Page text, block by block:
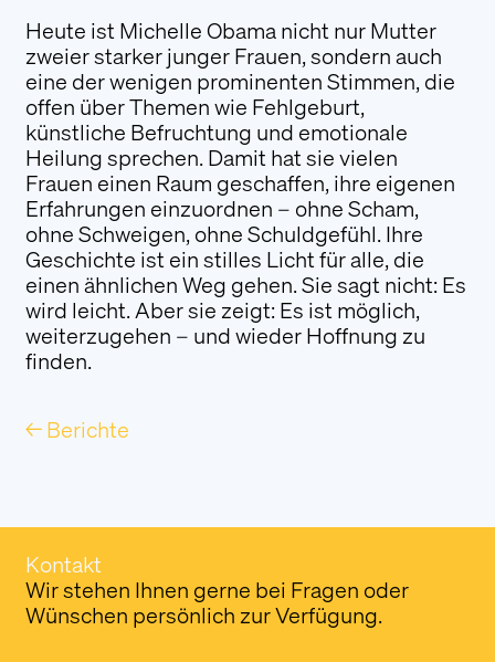
Heute ist Michelle Obama nicht nur Mutter
zweier starker junger Frauen, sondern auch
eine der wenigen prominenten Stimmen, die
offen über Themen wie Fehlgeburt,
künstliche Befruchtung und emotionale
Heilung sprechen. Damit hat sie vielen
Frauen einen Raum geschaffen, ihre eigenen
Erfahrungen einzuordnen – ohne Scham,
ohne Schweigen, ohne Schuldgefühl. Ihre
Geschichte ist ein stilles Licht für alle, die
einen ähnlichen Weg gehen. Sie sagt nicht: Es
wird leicht. Aber sie zeigt: Es ist möglich,
weiterzugehen – und wieder Hoffnung zu
finden.
← Berichte
Kontakt
Wir stehen Ihnen gerne bei Fragen oder
Wünschen persönlich zur Verfügung.